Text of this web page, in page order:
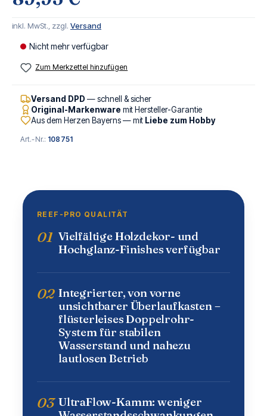
inkl. MwSt., zzgl. Versand
Nicht mehr verfügbar
Zum Merkzettel hinzufügen
Versand DPD — schnell & sicher
Original-Markenware mit Hersteller-Garantie
Aus dem Herzen Bayerns — mit Liebe zum Hobby
Art.-Nr.: 108751
REEF-PRO QUALITÄT
01 Vielfältige Holzdekor- und
Hochglanz-Finishes verfügbar
02 Integrierter, von vorne
unsichtbarer Überlaufkasten –
flüsterleises Doppelrohr-
System für stabilen
Wasserstand und nahezu
lautlosen Betrieb
03 UltraFlow-Kamm: weniger